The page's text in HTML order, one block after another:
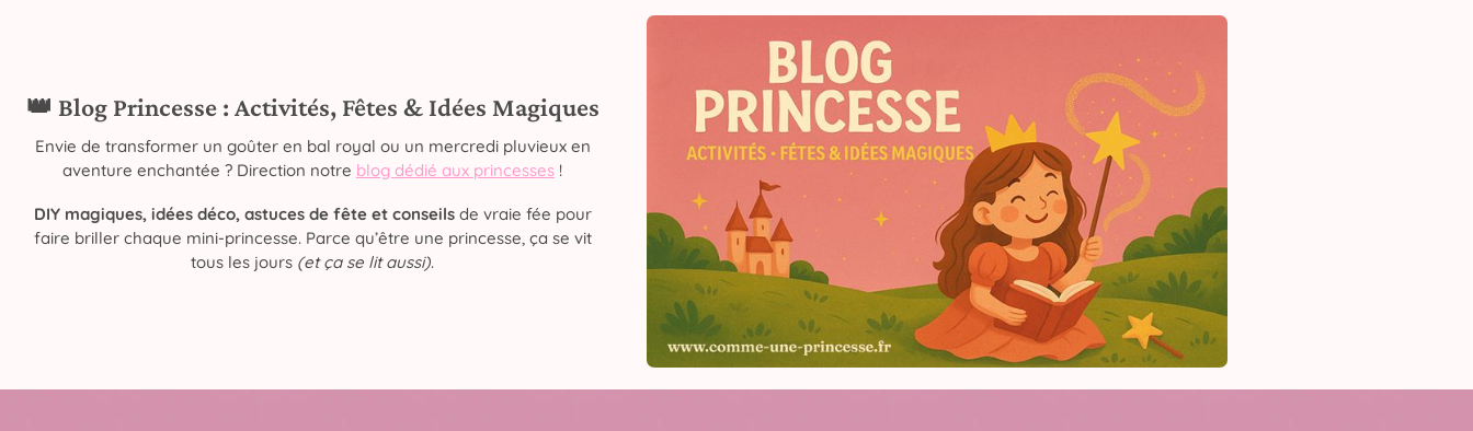
👑 Blog Princesse : Activités, Fêtes & Idées Magiques
Envie de transformer un goûter en bal royal ou un mercredi pluvieux en
aventure enchantée ? Direction notre blog dédié aux princesses !
DIY magiques, idées déco, astuces de fête et conseilsde vraie fée pour
faire briller chaque mini-princesse. Parce qu’être une princesse, ça se vit
tous les jours (et ça se lit aussi).